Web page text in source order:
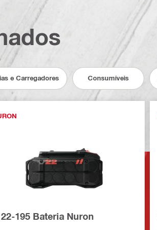
e Carregadores Consumíveis
195 Bateria Nuron